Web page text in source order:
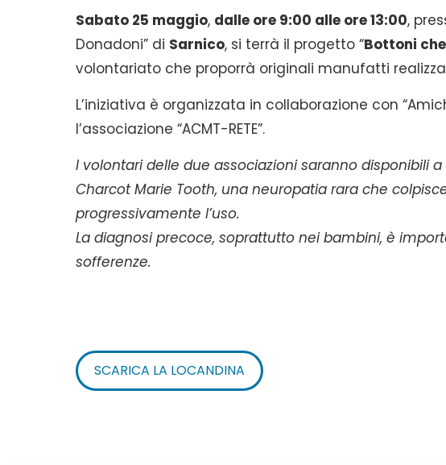
Sabato 25 maggio, dalle ore 9:00 alle ore 13:00,
Donadoni” di Sarnico, si terrà il progetto “Bottoni
volontariato che proporrà originali manufatti
L’iniziativa è organizzata in collaborazione con
l’associazione “ACMT-RETE”.
I volontari delle due associazioni saranno disponibili
Charcot Marie Tooth, una neuropatia rara che
progressivamente l’uso.
La diagnosi precoce, soprattutto nei bambini, è
sofferenze.
SCARICA LA LOCANDINA